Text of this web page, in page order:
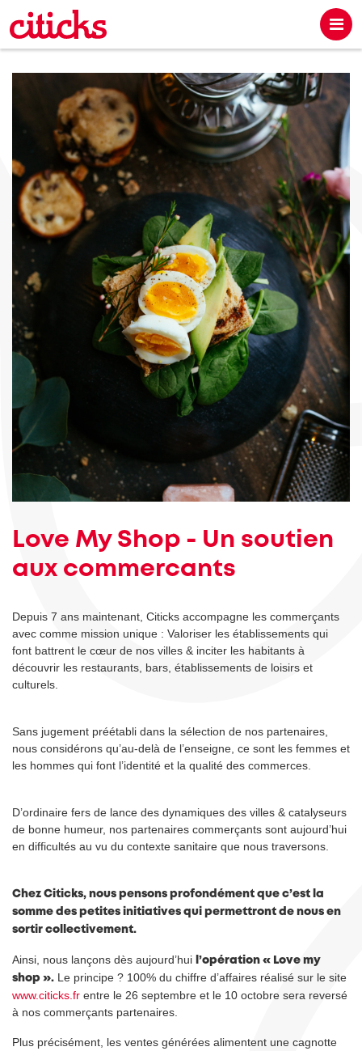
Love My Shop - Un soutien
aux commercants
Depuis 7 ans maintenant, Citicks accompagne les commerçants
avec comme mission unique : Valoriser les établissements qui
font battrent le cœur de nos villes & inciter les habitants à
découvrir les restaurants, bars, établissements de loisirs et
culturels.
Sans jugement préétabli dans la sélection de nos partenaires,
nous considérons qu’au-delà de l’enseigne, ce sont les femmes et
les hommes qui font l’identité et la qualité des commerces.
D’ordinaire fers de lance des dynamiques des villes & catalyseurs
de bonne humeur, nos partenaires commerçants sont aujourd’hui
en difficultés au vu du contexte sanitaire que nous traversons.
Chez Citicks, nous pensons profondément que c’est la
somme des petites initiatives qui permettront de nous en
sortir collectivement.
Ainsi, nous lançons dès aujourd’hui
l’opération « Love my
shop ». Le principe ? 100% du chiffre d’affaires réalisé sur le site
www.citicks.fr entre le 26 septembre et le 10 octobre sera reversé
à nos commerçants partenaires.
Plus précisément, les ventes générées alimentent une cagnotte